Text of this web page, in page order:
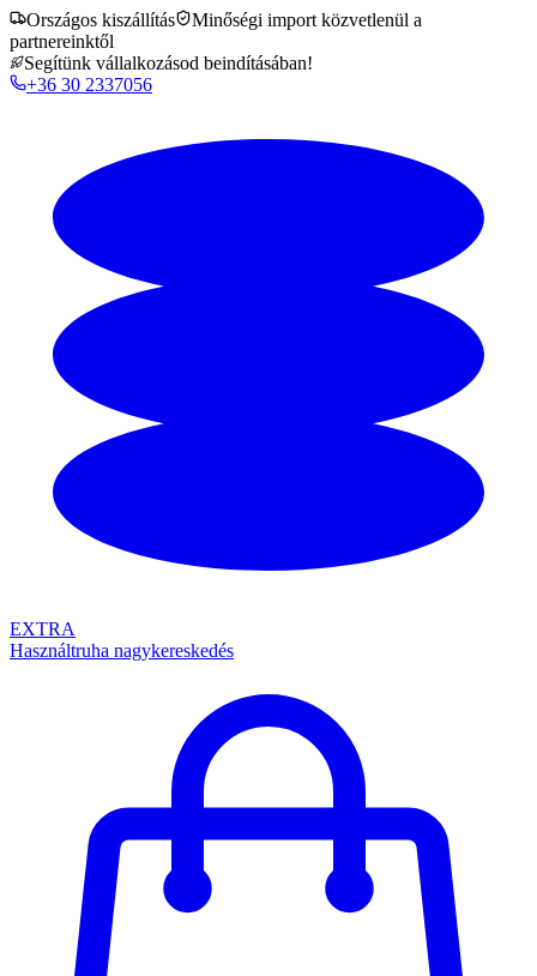
Országos kiszállítás
Minőségi import közvetlenül a
partnereinktől
Segítünk vállalkozásod beindításában!
+36 30 2337056
EXTRA
Használtruha nagykereskedés